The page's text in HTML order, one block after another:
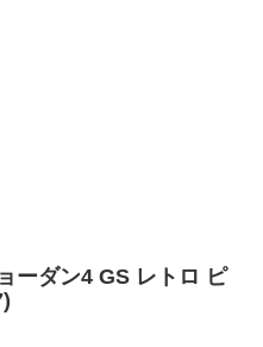
ーダン4 GS レトロ ピ